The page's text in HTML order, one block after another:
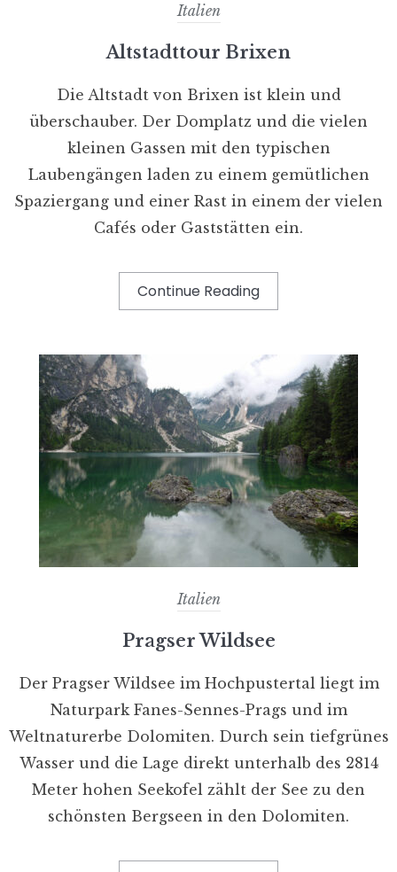
Italien
Altstadttour Brixen
Die Altstadt von Brixen ist klein und
überschauber. Der Domplatz und die vielen
kleinen Gassen mit den typischen
Laubengängen laden zu einem gemütlichen
Spaziergang und einer Rast in einem der vielen
Cafés oder Gaststätten ein.
Continue Reading
Italien
Pragser Wildsee
Der Pragser Wildsee im Hochpustertal liegt im
Naturpark Fanes-Sennes-Prags und im
Weltnaturerbe Dolomiten. Durch sein tiefgrünes
Wasser und die Lage direkt unterhalb des 2814
Meter hohen Seekofel zählt der See zu den
schönsten Bergseen in den Dolomiten.